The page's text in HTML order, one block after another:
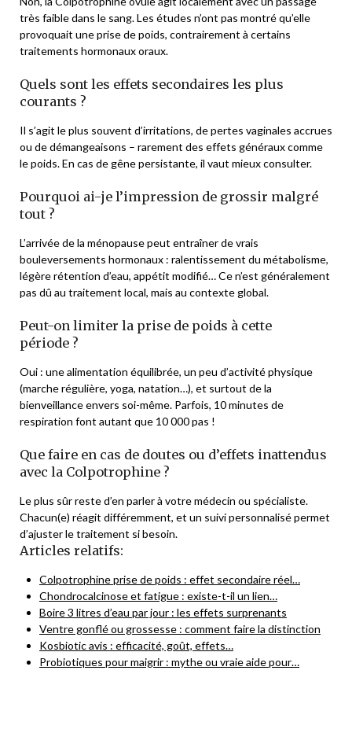
très faible dans le sang. Les études n’ont pas montré qu’elle
provoquait une prise de poids, contrairement à certains
traitements hormonaux oraux.
Quels sont les effets secondaires les plus
courants ?
Il s’agit le plus souvent d’irritations, de pertes vaginales accrues
ou de démangeaisons – rarement des effets généraux comme
le poids. En cas de gêne persistante, il vaut mieux consulter.
Pourquoi ai-je l’impression de grossir malgré
tout ?
L’arrivée de la ménopause peut entraîner de vrais
bouleversements hormonaux : ralentissement du métabolisme,
légère rétention d’eau, appétit modifié… Ce n’est généralement
pas dû au traitement local, mais au contexte global.
Peut-on limiter la prise de poids à cette
période ?
Oui : une alimentation équilibrée, un peu d’activité physique
(marche régulière, yoga, natation…), et surtout de la
bienveillance envers soi-même. Parfois, 10 minutes de
respiration font autant que 10 000 pas !
Que faire en cas de doutes ou d’effets inattendus
avec la Colpotrophine ?
Le plus sûr reste d’en parler à votre médecin ou spécialiste.
Chacun(e) réagit différemment, et un suivi personnalisé permet
d’ajuster le traitement si besoin.
Articles relatifs:
Colpotrophine prise de poids : effet secondaire réel…
Chondrocalcinose et fatigue : existe-t-il un lien…
Boire 3 litres d’eau par jour : les effets surprenants
Ventre gonflé ou grossesse : comment faire la distinction
Kosbiotic avis : efficacité, goût, effets…
Probiotiques pour maigrir : mythe ou vraie aide pour…